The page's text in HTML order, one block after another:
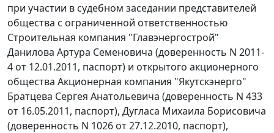
при участии в судебном заседании представителей
общества с ограниченной ответственностью
Строительная компания "Главэнергострой"
Данилова Артура Семеновича (доверенность N 2011-
4 от 12.01.2011, паспорт) и открытого акционерного
общества Акционерная компания "Якутскэнерго"
Братцева Сергея Анатольевича (доверенность N 433
от 16.05.2011, паспорт), Дугласа Михаила Борисовича
(доверенность N 1026 от 27.12.2010, паспорт),